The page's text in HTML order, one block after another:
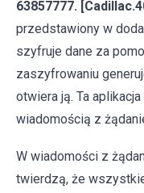
63857777.
przedstawiony w
szyfruje dane za
zaszyfrowaniu
otwiera ją. Ta
wiadomością z
W wiadomości z
twierdzą, że